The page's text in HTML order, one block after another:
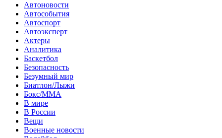
Автоновости
Автособытия
Автоспорт
Автоэксперт
Актеры
Аналитика
Баскетбол
Безопасность
Безумный мир
Биатлон/Лыжи
Бокс/MMA
В мире
В России
Вещи
Военные новости